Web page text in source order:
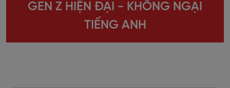
GEN Z HIỆN ĐẠI - KHÔNG NGẠI
TIẾNG ANH